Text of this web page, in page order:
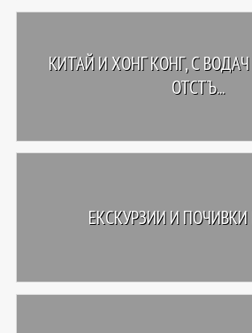
КИТАЙ И ХОНГ КОНГ, С
ОТСТЪ...
ЕКСКУРЗИИ И ПОЧИВКИ